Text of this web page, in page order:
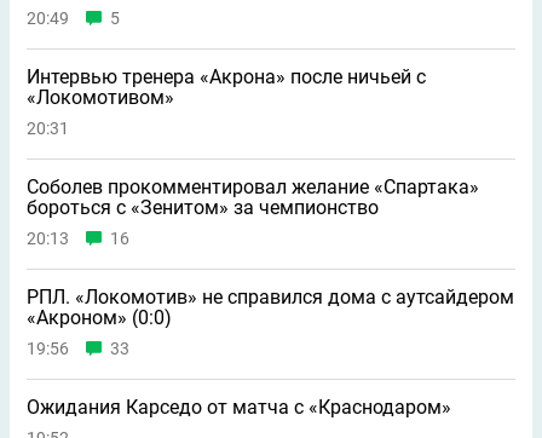
20:49 5
Интервью тренера «Акрона» после ничьей с
«Локомотивом»
20:31
Соболев прокомментировал желание «Спартака»
бороться с «Зенитом» за чемпионство
20:13 16
РПЛ. «Локомотив» не справился дома с аутсайдером
«Акроном» (0:0)
19:56 33
Ожидания Карседо от матча с «Краснодаром»